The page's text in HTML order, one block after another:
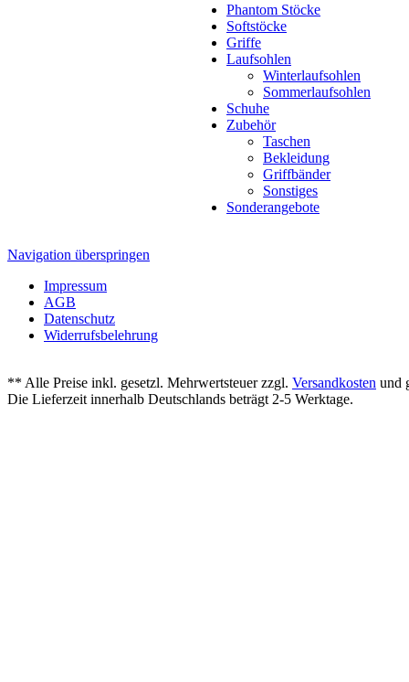
Phantom Stöcke
Softstöcke
Griffe
Laufsohlen
Winterlaufsohlen
Sommerlaufsohlen
Schuhe
Zubehör
Taschen
Bekleidung
Griffbänder
Sonstiges
Sonderangebote
Navigation überspringen
Impressum
AGB
Datenschutz
Widerrufsbelehrung
** Alle Preise inkl. gesetzl. Mehrwertsteuer zzgl. Versandkosten und
Die Lieferzeit innerhalb Deutschlands beträgt 2-5 Werktage.